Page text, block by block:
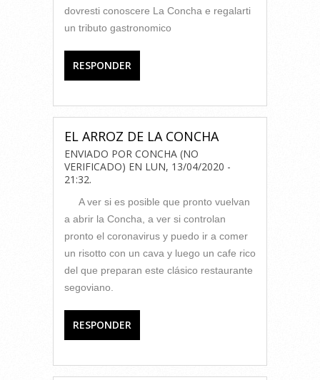
dovresti conoscere La Concha e regalarti
un tributo gastronomico
RESPONDER
EL ARROZ DE LA CONCHA
ENVIADO POR CONCHA (NO
VERIFICADO) EN LUN, 13/04/2020 -
21:32.
A ver si es posible que pronto vuelvan
a abrir la Concha, a ver si controlan
pronto el coronavirus y puedo ir a comer
un risotto con un cava y luego un cafe rico
del que preparan este clásico restaurante
segoviano.
RESPONDER